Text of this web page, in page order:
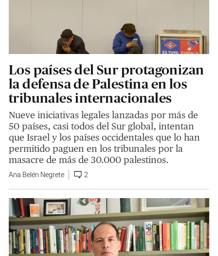
Los países del Sur protagonizan
la defensa de Palestina en los
tribunales internacionales
Nueve iniciativas legales lanzadas por más de
50 países, casi todos del Sur global, intentan
que Israel y los países occidentales que lo han
permitido paguen en los tribunales por la
masacre de más de 30.000 palestinos.
Ana Belén Negrete 2